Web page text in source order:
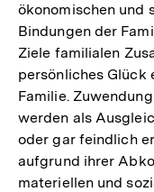
ökonomischen und
Bindungen der
Ziele familialen
persönliches Glück
Familie.
werden als
oder gar feindlich
aufgrund ihrer
materiellen und